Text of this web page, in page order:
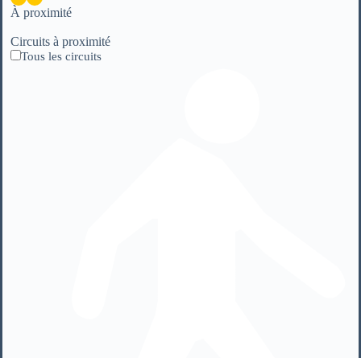
À proximité
Circuits à proximité
Tous les circuits